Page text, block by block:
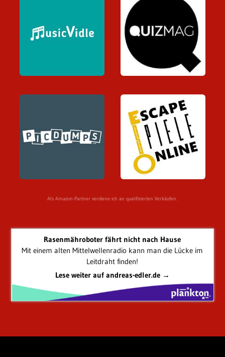
Als Amazon-Partner verdiene ich an qualifizierten Verkäufen.
Rasenmähroboter fährt nicht nach Hause
Mit einem alten Mittelwellenradio kann man die Lücke im
Leitdraht finden!
Lese weiter auf andreas-edler.de →